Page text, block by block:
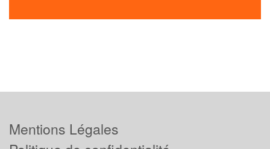
Mentions Légales